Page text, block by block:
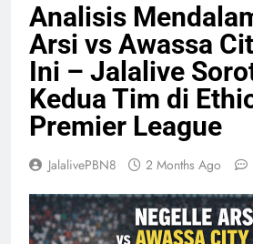
Analisis
Arsi vs Awassa
Ini – Jalalive
Kedua Tim di
Premier League
JalalivePBN8 2 Months Ago